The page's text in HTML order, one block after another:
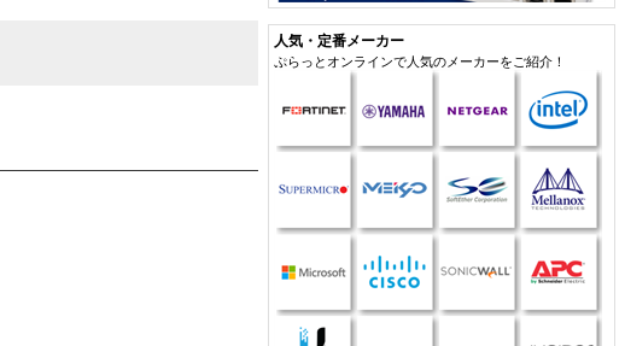
人気・定番メーカー
ぷらっとオンラインで人気のメーカーをご紹介！